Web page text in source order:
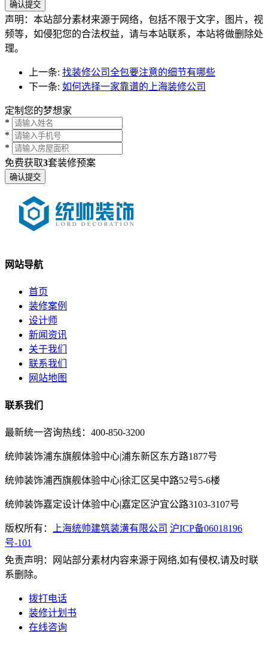
声明：本站部分素材来源于网络，包括不限于文字，图片，视
频等，如侵犯您的合法权益，请与本站联系，本站将做删除处
理。
上一条: 找装修公司全包要注意的细节有哪些
下一条: 如何选择一家靠谱的上海装修公司
定制您的梦想家
*
*
*
免费获取3套装修预案
网站导航
首页
装修案例
设计师
新闻资讯
关于我们
联系我们
网站地图
联系我们
最新统一咨询热线：400-850-3200
统帅装饰浦东旗舰体验中心|浦东新区东方路1877号
统帅装饰浦西旗舰体验中心|徐汇区吴中路52号5-6楼
统帅装饰嘉定设计体验中心|嘉定区沪宜公路3103-3107号
版权所有： 上海统帅建筑装潢有限公司 沪ICP备06018196
号-101
免责声明：网站部分素材内容来源于网络,如有侵权,请及时联
系删除。
拨打电话
装修计划书
在线咨询